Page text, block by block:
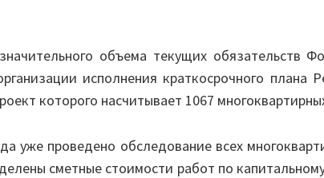
объема текущих обязательств
исполнения краткосрочного плана
которого насчитывает 1067
уже проведено обследование всех
сметные стоимости работ по